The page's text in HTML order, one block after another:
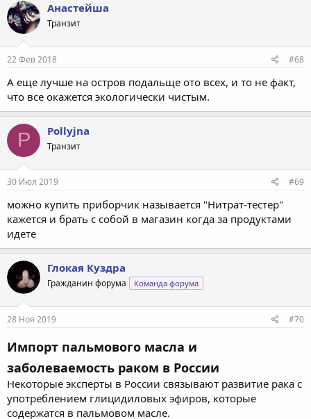
Анастейша
Транзит
22 Фев 2018 #68
А еще лучше на остров подальще ото всех, и то не факт,
что все окажется экологически чистым.
P Pollyjna
Транзит
30 Июл 2019 #69
можно купить приборчик называется "Нитрат-тестер"
кажется и брать с собой в магазин когда за продуктами
идете
Глокая Куздра
Гражданин форума Команда форума
28 Ноя 2019 #70
Импорт пальмового масла и
заболеваемость раком в России
Некоторые эксперты в России связывают развитие рака с
употреблением глицидиловых эфиров, которые
содержатся в пальмовом масле.